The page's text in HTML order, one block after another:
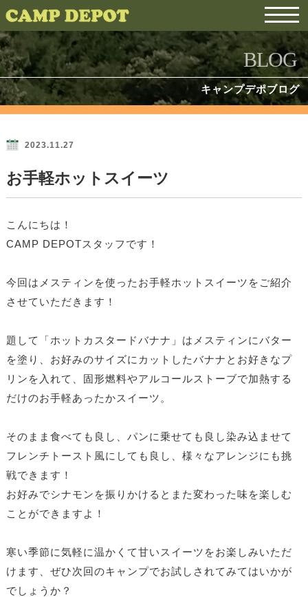
BLOG
キャンプデポブログ
2023.11.27
お手軽ホットスイーツ
こんにちは！
CAMP DEPOTスタッフです！
今回はメスティンを使ったお手軽ホットスイーツをご紹介
させていただきます！
題して「ホットカスタードバナナ」はメスティンにバター
を塗り、お好みのサイズにカットしたバナナとお好きなプ
リンを入れて、固形燃料やアルコールストーブで加熱する
だけのお手軽あったかスイーツ。
そのまま食べても良し、パンに乗せても良し染み込ませて
フレンチトースト風にしても良し、様々なアレンジにも挑
戦できます！
お好みでシナモンを振りかけるとまた変わった味を楽しむ
ことができますよ！
寒い季節に気軽に温かくて甘いスイーツをお楽しみいただ
けます、ぜひ次回のキャンプでお試しされてみてはいかが
でしょうか？